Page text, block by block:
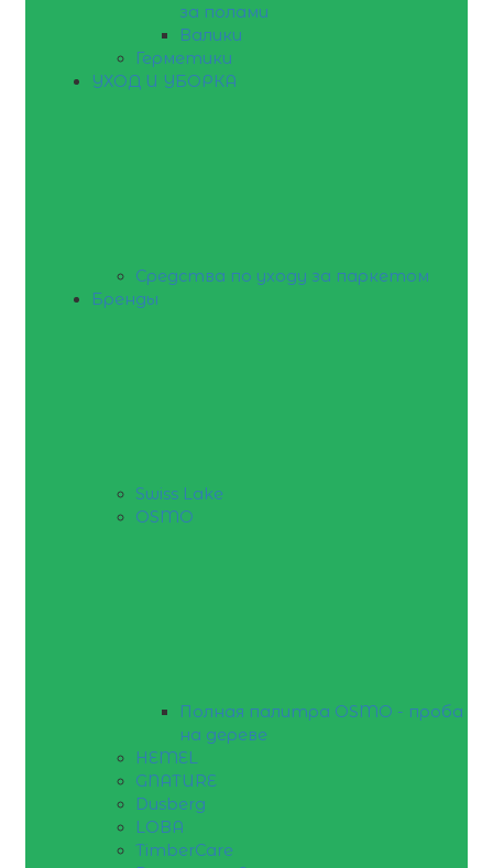
за полами
Валики
Герметики
УХОД И УБОРКА
Средства по уходу за паркетом
Бренды
Swiss Lake
OSMO
Полная палитра OSMO - проба
на дереве
HEMEL
GNATURE
Dusberg
LOBA
TimberCare